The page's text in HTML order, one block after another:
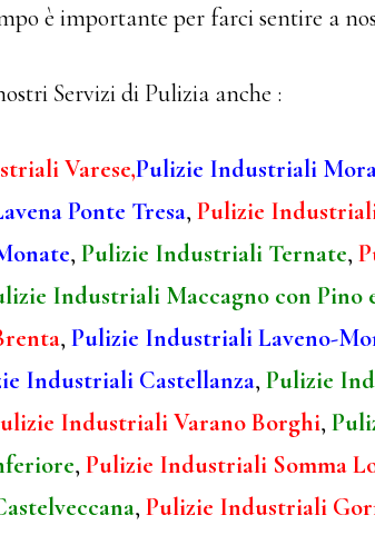
è importante per farci sentire a
Servizi di Pulizia anche :
Varese,Pulizie Industriali
Ponte Tresa, Pulizie
, Pulizie Industriali Ternate,
Industriali Maccagno con Pino
, Pulizie Industriali Laveno-
Industriali Castellanza, Pulizie
Industriali Varano Borghi,
, Pulizie Industriali Somma
, Pulizie Industriali